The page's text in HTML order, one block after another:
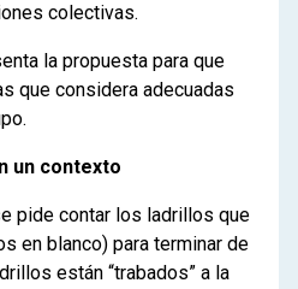
colectivas.
la propuesta para que
que considera adecuadas
un contexto
pide contar los ladrillos que
en blanco) para terminar de
están “trabados” a la